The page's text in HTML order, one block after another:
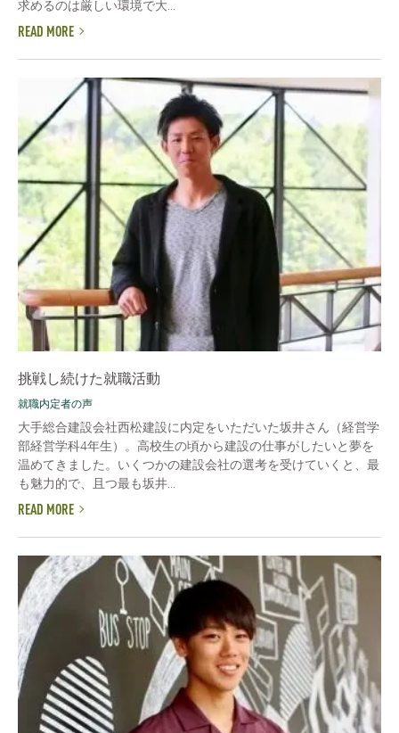
求めるのは厳しい環境で大...
READ MORE
挑戦し続けた就職活動
就職内定者の声
大手総合建設会社西松建設に内定をいただいた坂井さん（経営学
部経営学科4年生）。高校生の頃から建設の仕事がしたいと夢を
温めてきました。いくつかの建設会社の選考を受けていくと、最
も魅力的で、且つ最も坂井...
READ MORE